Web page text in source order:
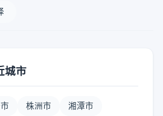
城市
株洲市 湘潭市